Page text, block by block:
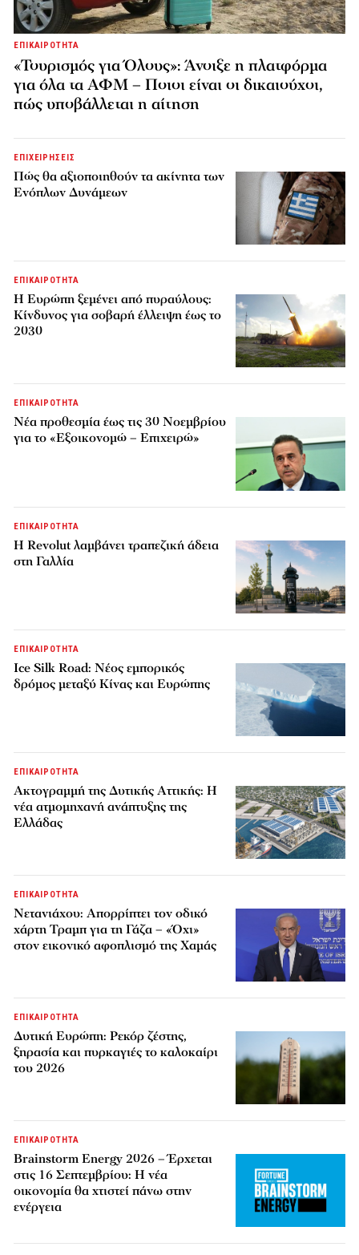
ΕΠΙΚΑΙΡΟΤΗΤΑ
«Τουρισμός για Όλους»: Άνοιξε η πλατφόρμα
για όλα τα ΑΦΜ – Ποιοι είναι οι δικαιούχοι,
πώς υποβάλλεται η αίτηση
ΕΠΙΧΕΙΡΗΣΕΙΣ
Πώς θα αξιοποιηθούν τα ακίνητα των
Ενόπλων Δυνάμεων
ΕΠΙΚΑΙΡΟΤΗΤΑ
H Ευρώπη ξεμένει από πυραύλους:
Κίνδυνος για σοβαρή έλλειψη έως το
2030
ΕΠΙΚΑΙΡΟΤΗΤΑ
Νέα προθεσμία έως τις 30 Νοεμβρίου
για το «Εξοικονομώ – Επιχειρώ»
ΕΠΙΚΑΙΡΟΤΗΤΑ
Η Revolut λαμβάνει τραπεζική άδεια
στη Γαλλία
ΕΠΙΚΑΙΡΟΤΗΤΑ
Ice Silk Road: Nέος εμπορικός
δρόμος μεταξύ Κίνας και Ευρώπης
ΕΠΙΚΑΙΡΟΤΗΤΑ
Ακτογραμμή της Δυτικής Αττικής: Η
νέα ατμομηχανή ανάπτυξης της
Ελλάδας
ΕΠΙΚΑΙΡΟΤΗΤΑ
Νετανιάχου: Απορρίπτει τον οδικό
χάρτη Τραμπ για τη Γάζα – «Όχι»
στον εικονικό αφοπλισμό της Χαμάς
ΕΠΙΚΑΙΡΟΤΗΤΑ
Δυτική Ευρώπη: Ρεκόρ ζέστης,
ξηρασία και πυρκαγιές το καλοκαίρι
του 2026
ΕΠΙΚΑΙΡΟΤΗΤΑ
Brainstorm Energy 2026 – Έρχεται
στις 16 Σεπτεμβρίου: Η νέα
οικονομία θα χτιστεί πάνω στην
ενέργεια